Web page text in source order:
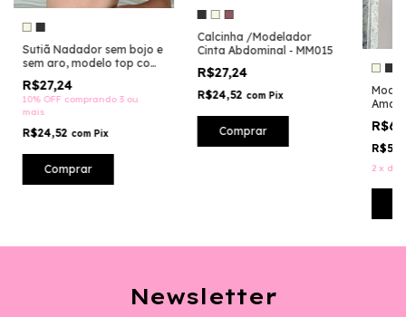
Sutiã Nadador sem bojo e
sem aro, modelo top com
R$27,24
10% OFF comprando 3 ou
mais
R$24,52 com Pix
Comprar
Calcinha /Modelador
Cinta Abdominal - MM015
R$27,24
R$24,52 com Pix
Comprar
2 x de
Newsletter